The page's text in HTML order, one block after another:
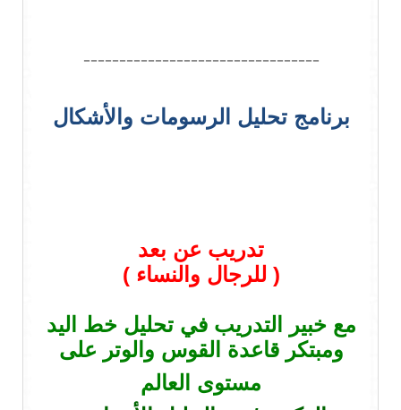
---------------------------------
برنامج تحليل الرسومات والأشكال
تدريب عن بعد
( للرجال والنساء )
مع خبير التدريب في تحليل خط اليد
ومبتكر قاعدة القوس والوتر على
مستوى العالم